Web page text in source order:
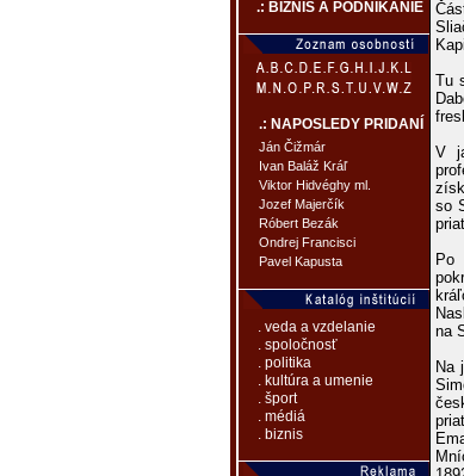
.: BIZNIS A PODNIKANIE
.: NAPOSLEDY PRIDANÍ
Ján Čižmár
Ivan Baláž Kráľ
Viktor Hidvéghy ml.
Jozef Majerčík
Róbert Bezák
Ondrej Francisci
Pavel Kapusta
. veda a vzdelanie
. spoločnosť
. politika
. kultúra a umenie
. šport
. médiá
. biznis
Tu
V
so
Po
na
Na